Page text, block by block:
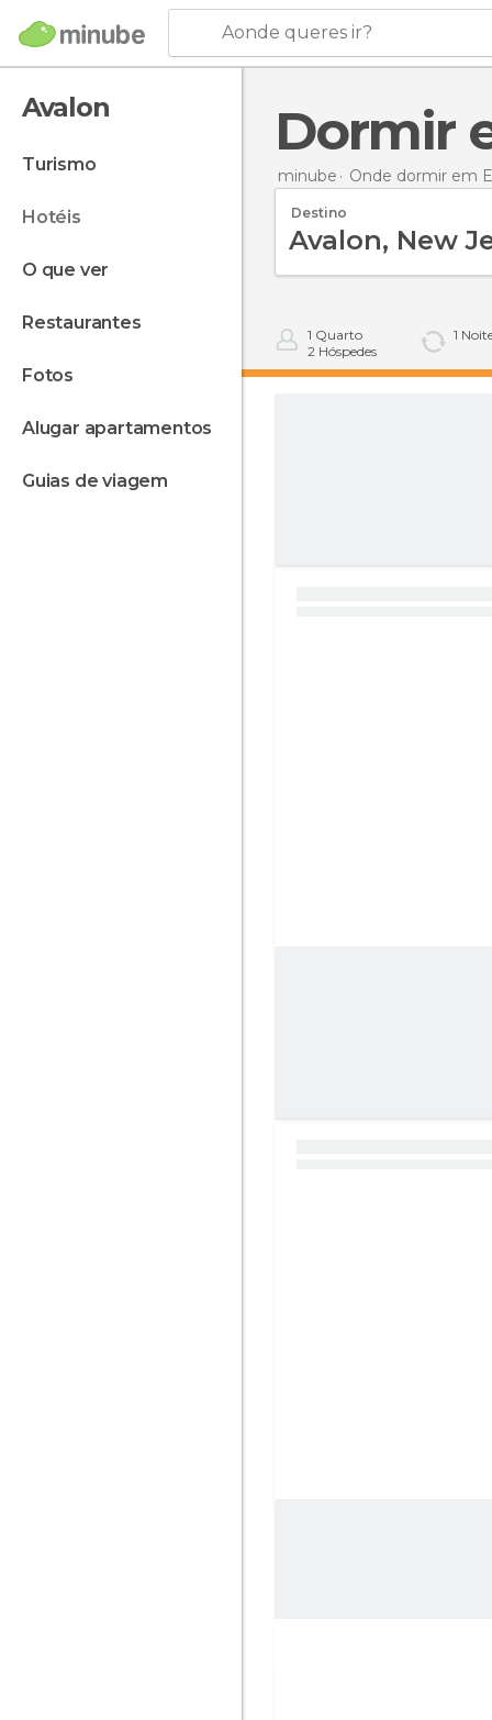
Aonde queres ir?
Avalon
turismo
hotéis
o que ver
restaurantes
fotos
alugar apartamentos
guias de viagem
Dormir
minube Onde dormir em
Destino
1 Quarto
2 Hóspedes
1